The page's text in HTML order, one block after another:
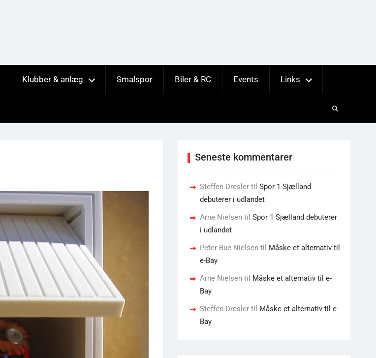
Klubber & anlæg Smalspor Biler & RC Events Links
Seneste kommentarer
Steffen Dresler til Spor 1 Sjælland
debuterer i udlandet
Arne Nielsen til Spor 1 Sjælland debuterer
i udlandet
Peter Bue Nielsen til Måske et alternativ til
e-Bay
Arne Nielsen til Måske et alternativ til e-
Bay
Steffen Dresler til Måske et alternativ til e-
Bay